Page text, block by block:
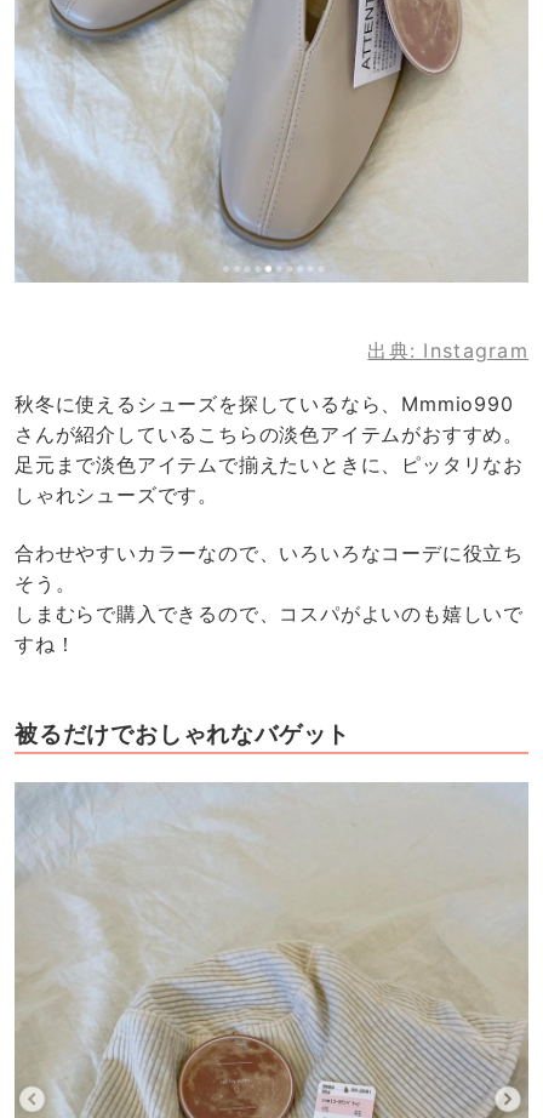
出典: Instagram
秋冬に使えるシューズを探しているなら、Mmmio990
さんが紹介しているこちらの淡色アイテムがおすすめ。
足元まで淡色アイテムで揃えたいときに、ピッタリなお
しゃれシューズです。
合わせやすいカラーなので、いろいろなコーデに役立ち
そう。
しまむらで購入できるので、コスパがよいのも嬉しいで
すね！
被るだけでおしゃれなバゲット